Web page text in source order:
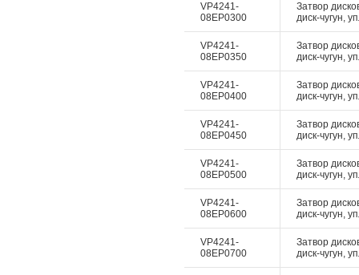
VP4241-
08EP0300
Затвор
диск-чугун,
VP4241-
08EP0350
Затвор
диск-чугун,
VP4241-
08EP0400
Затвор
диск-чугун,
VP4241-
08EP0450
Затвор
диск-чугун,
VP4241-
08EP0500
Затвор
диск-чугун,
VP4241-
08EP0600
Затвор
диск-чугун,
VP4241-
08EP0700
Затвор
диск-чугун,